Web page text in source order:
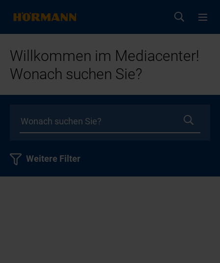
Willkommen im Mediacenter!
Wonach suchen Sie?
Weitere Filter